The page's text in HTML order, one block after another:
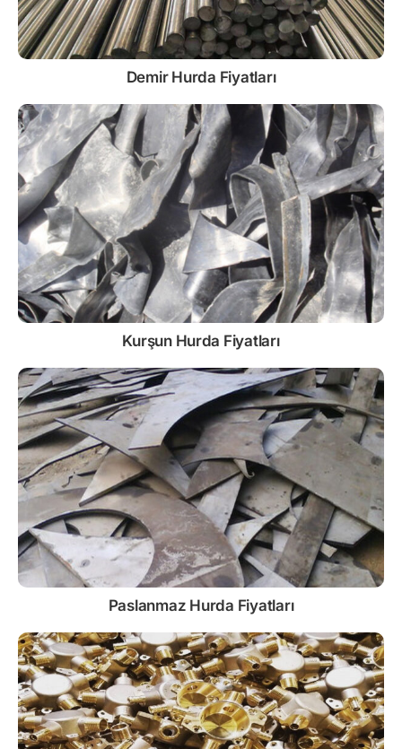
Demir Hurda Fiyatları
Kurşun Hurda Fiyatları
Paslanmaz Hurda Fiyatları